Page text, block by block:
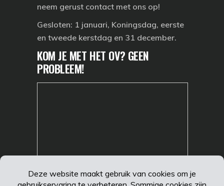
neem gerust contact met ons op!
Gesloten: 1 januari, Koningsdag, eerste
en tweede kerstdag en 31 december.
KOM JE MET HET OV? GEEN
PROBLEEM!